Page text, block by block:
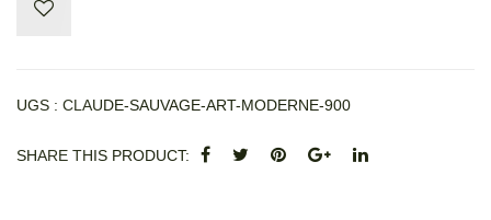
UGS : CLAUDE-SAUVAGE-ART-MODERNE-900
SHARE THIS PRODUCT